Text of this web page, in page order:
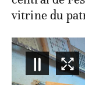
vitrine du